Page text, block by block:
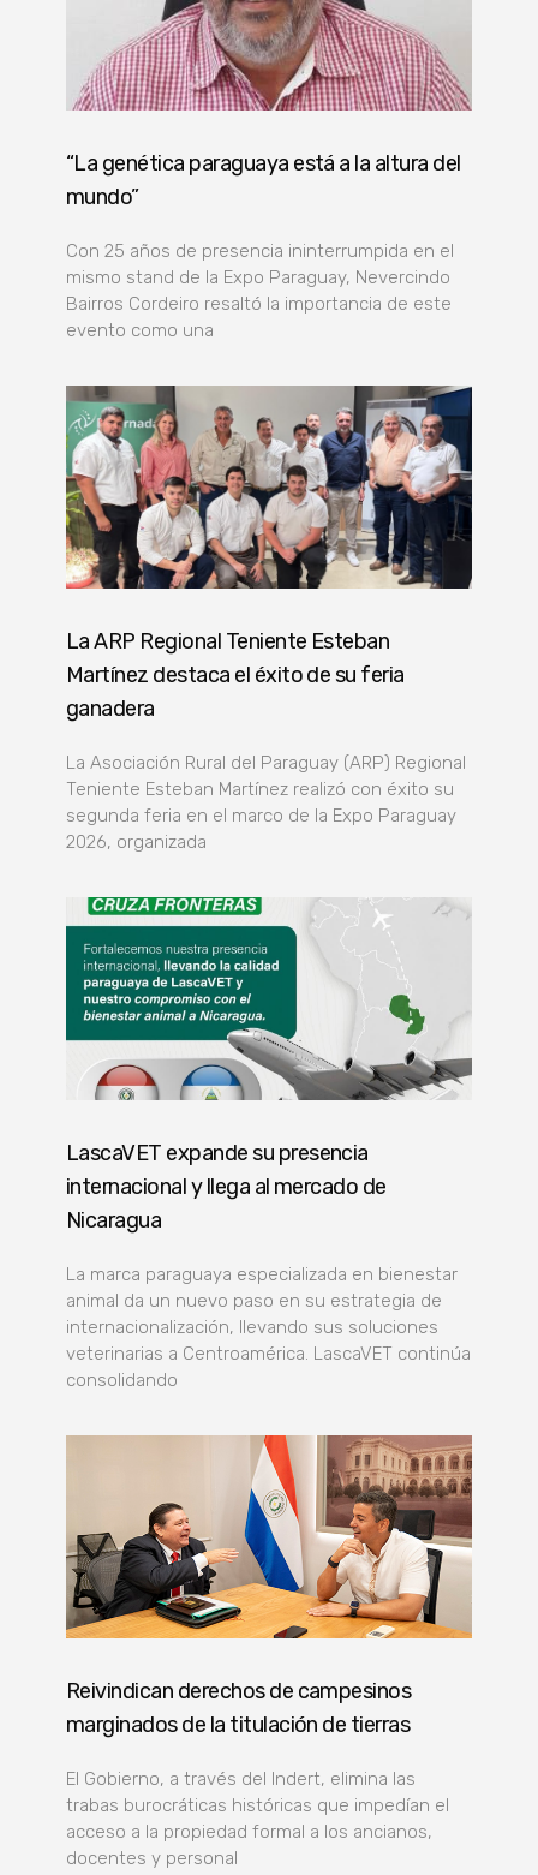
“La genética paraguaya está a la altura del
mundo”
Con 25 años de presencia ininterrumpida en el
mismo stand de la Expo Paraguay, Nevercindo
Bairros Cordeiro resaltó la importancia de este
evento como una
La ARP Regional Teniente Esteban
Martínez destaca el éxito de su feria
ganadera
La Asociación Rural del Paraguay (ARP) Regional
Teniente Esteban Martínez realizó con éxito su
segunda feria en el marco de la Expo Paraguay
2026, organizada
LascaVET expande su presencia
internacional y llega al mercado de
Nicaragua
La marca paraguaya especializada en bienestar
animal da un nuevo paso en su estrategia de
internacionalización, llevando sus soluciones
veterinarias a Centroamérica. LascaVET continúa
consolidando
Reivindican derechos de campesinos
marginados de la titulación de tierras
El Gobierno, a través del Indert, elimina las
trabas burocráticas históricas que impedían el
acceso a la propiedad formal a los ancianos,
docentes y personal